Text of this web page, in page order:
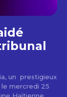
un prestigieux
mercredi 25
Haïtienne